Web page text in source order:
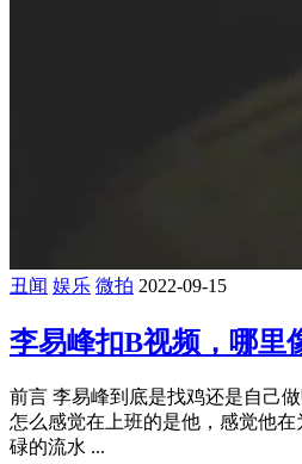
丑闻 娱乐 微拍 2022-09-15
李易峰扣B视频，哪里
前言 李易峰到底是找鸡还是自己
怎么感觉在上班的是他，感觉他
碌的流水 ...